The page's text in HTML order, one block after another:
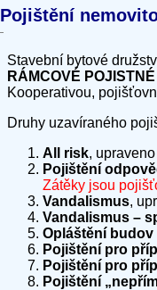
Pojištění
Stavební bytové
RÁMCOVÉ
Kooperativou,
Druhy uzavíraného
All risk,
Pojištění
Zátěky jsou
Vandalismus,
Vandalismus –
Opláštění
Pojištění pro
Pojištění pro
Pojištění